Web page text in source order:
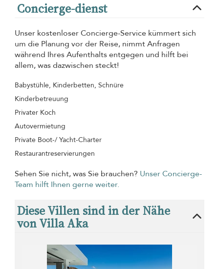
Concierge-dienst
Unser kostenloser Concierge-Service kümmert sich
um die Planung vor der Reise, nimmt Anfragen
während Ihres Aufenthalts entgegen und hilft bei
allem, was dazwischen steckt!
Babystühle, Kinderbetten, Schnüre
Kinderbetreuung
Privater Koch
Autovermietung
Private Boot-/ Yacht-Charter
Restaurantreservierungen
Sehen Sie nicht, was Sie brauchen? Unser Concierge-
Team hilft Ihnen gerne weiter.
Diese Villen sind in der Nähe
von Villa Aka